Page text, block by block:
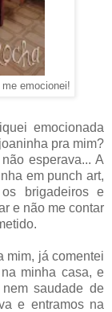
emocionei!
emocionada
pra mim?
esperava... A
em punch art,
brigadeiros e
e não me contar
mim, já comentei
minha casa, e
saudade de
e entramos na